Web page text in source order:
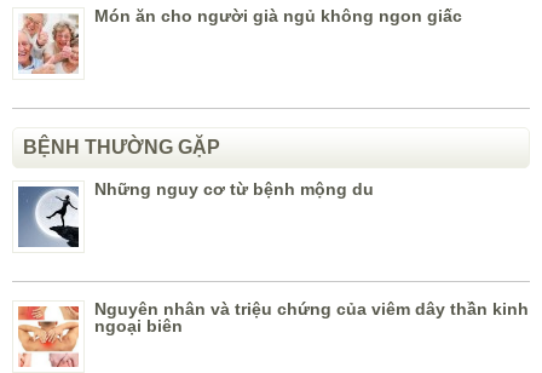
Món ăn cho người già ngủ không ngon giấc
BỆNH THƯỜNG GẶP
Những nguy cơ từ bệnh mộng du
Nguyên nhân và triệu chứng của viêm dây thần kinh
ngoại biên